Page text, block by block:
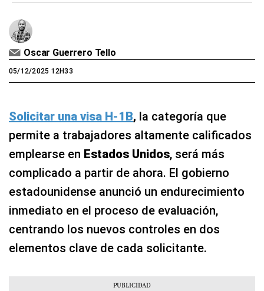
Oscar Guerrero Tello
05/12/2025 12H33
Solicitar una visa H-1B, la categoría que
permite a trabajadores altamente calificados
emplearse en Estados Unidos, será más
complicado a partir de ahora. El gobierno
estadounidense anunció un endurecimiento
inmediato en el proceso de evaluación,
centrando los nuevos controles en dos
elementos clave de cada solicitante.